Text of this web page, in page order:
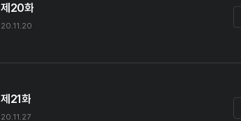
제20화
20.11.20
제21화
20.11.27